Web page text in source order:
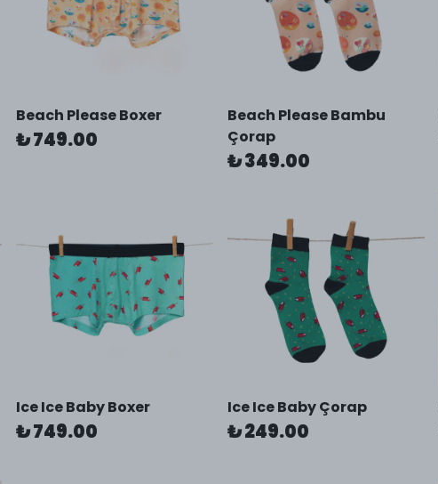
Beach Please Boxer
₺ 749.00
Beach Please Bambu
Çorap
₺ 349.00
Ice Ice Baby Boxer
₺ 749.00
Ice Ice Baby Çorap
₺ 249.00